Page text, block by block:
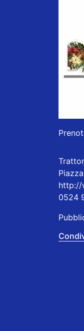
http://
0524